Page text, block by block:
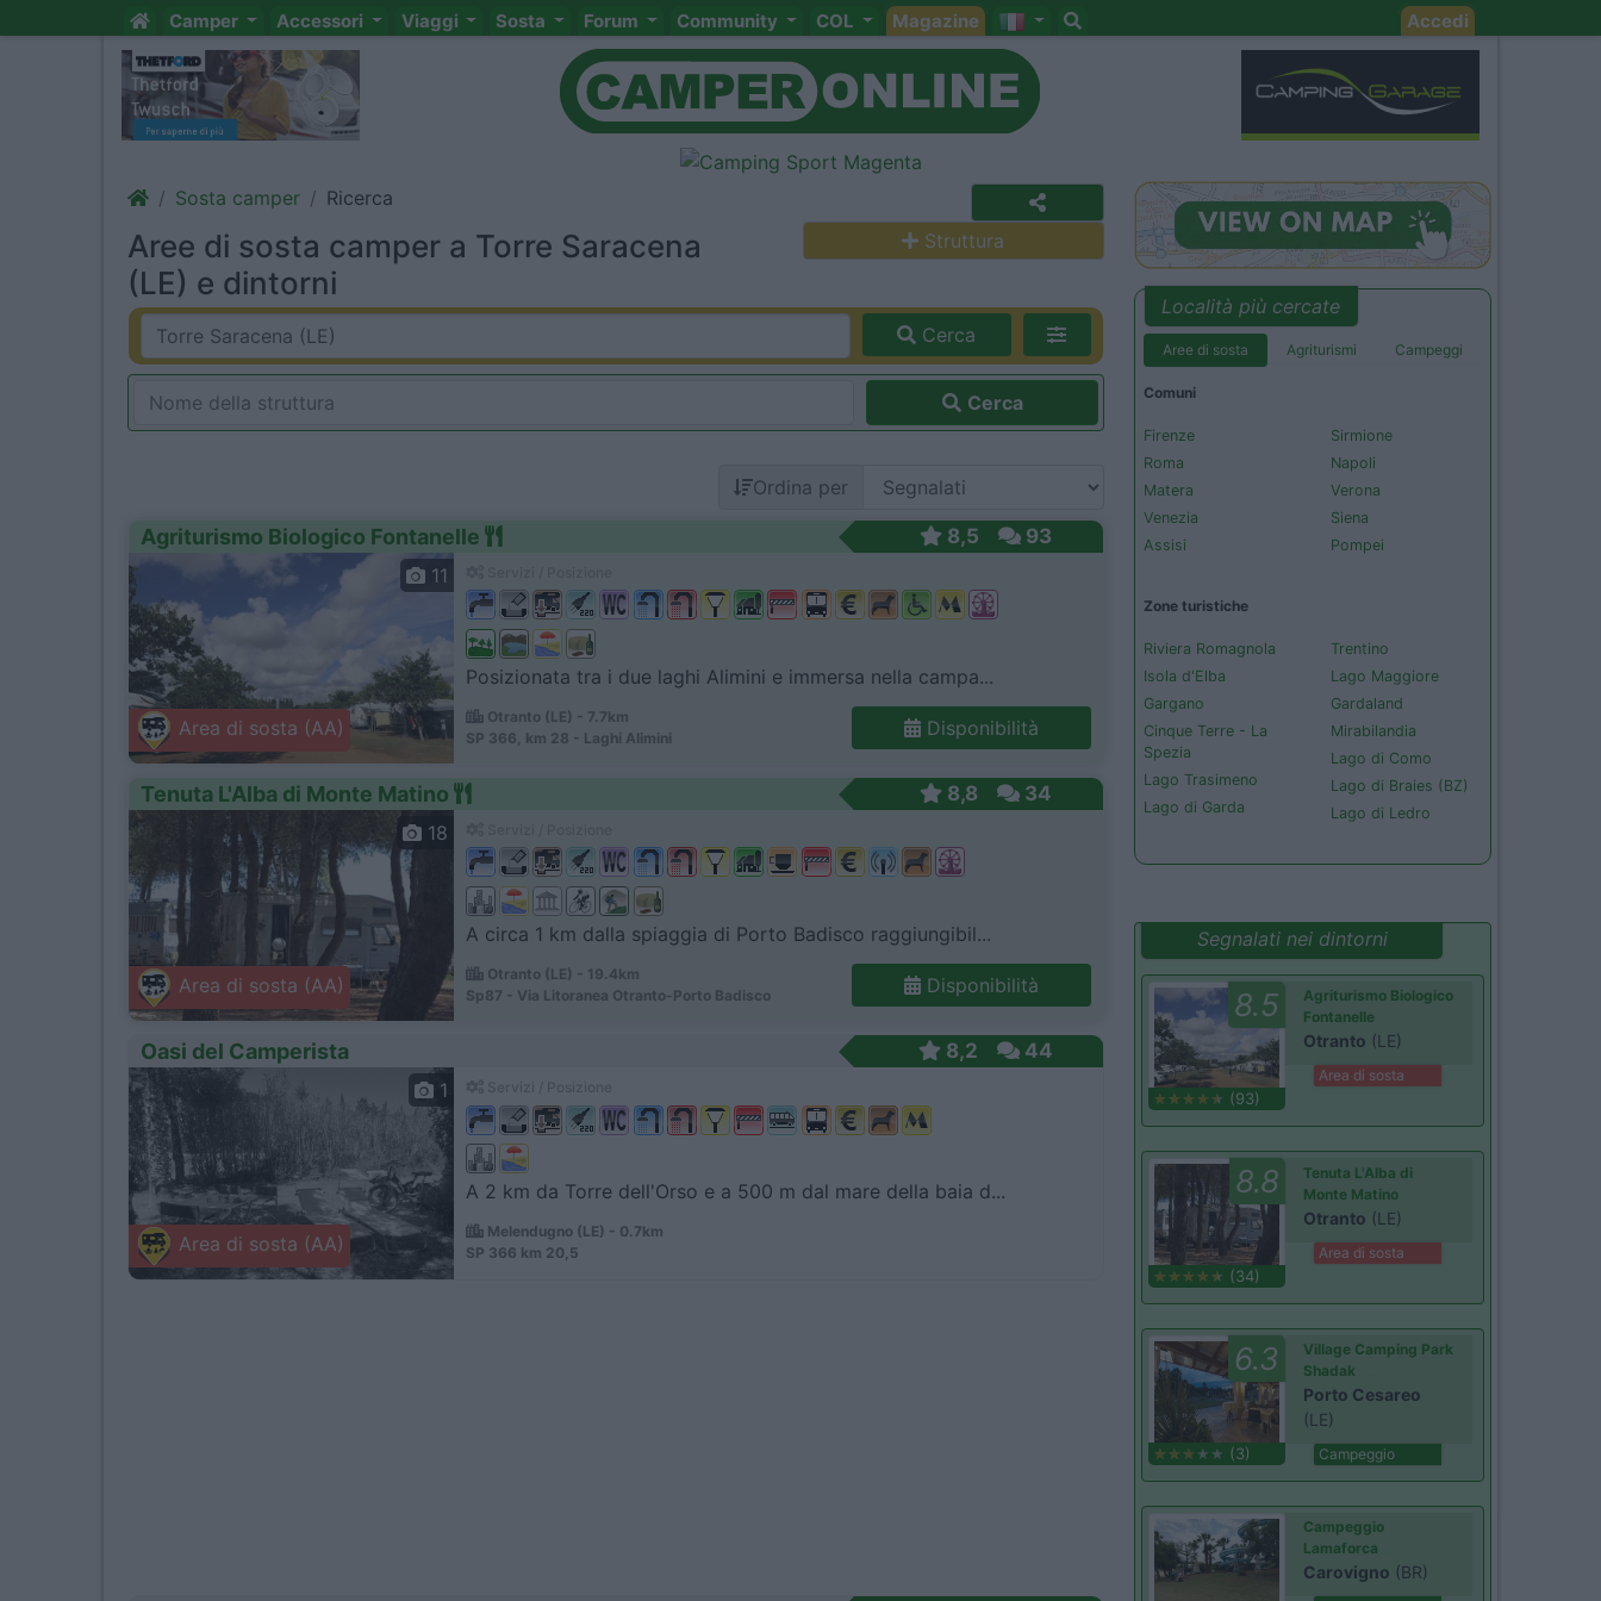
Camper Accessori Viaggi Sosta Forum Community COL Magazine Accedi
Sosta camper Ricerca
Aree di sosta camper a Torre Saracena
(LE) e dintorni
Struttura
Cerca
Cerca
Ordina per
Agriturismo Biologico Fontanelle 8,5 93
Area di sosta (AA)
11
Posizionata tra i due laghi Alimini e immersa nella campa...
Otranto (LE) - 7.7km
SP 366, km 28 - Laghi Alimini
Disponibilità
Tenuta L'Alba di Monte Matino 8,8 34
Area di sosta (AA)
18
A circa 1 km dalla spiaggia di Porto Badisco raggiungibil...
Otranto (LE) - 19.4km
Sp87 - Via Litoranea Otranto-Porto Badisco
Disponibilità
Oasi del Camperista 8,2 44
Area di sosta (AA)
1
A 2 km da Torre dell'Orso e a 500 m dal mare della baia d...
Melendugno (LE) - 0.7km
SP 366 km 20,5
Località più cercate
Aree di sosta Agriturismi Campeggi
Comuni
Firenze
Roma
Matera
Venezia
Assisi
Sirmione
Napoli
Verona
Siena
Pompei
Zone turistiche
Riviera Romagnola
Isola d'Elba
Gargano
Cinque Terre - La
Spezia
Lago Trasimeno
Lago di Garda
Trentino
Lago Maggiore
Gardaland
Mirabilandia
Lago di Como
Lago di Braies (BZ)
Lago di Ledro
Segnalati nei dintorni
8.5
(93)
Agriturismo Biologico
Fontanelle
Otranto (LE)
Area di sosta
8.8
(34)
Tenuta L'Alba di
Monte Matino
Otranto (LE)
Area di sosta
6.3
(3)
Village Camping Park
Shadak
Porto Cesareo
(LE)
Campeggio
Campeggio
Lamaforca
Carovigno (BR)